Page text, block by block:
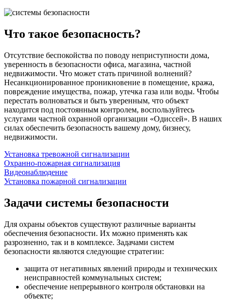
Что такое безопасность?
Отсутствие беспокойства по поводу неприступности дома,
уверенность в безопасности офиса, магазина, частной
недвижимости. Что может стать причиной волнений?
Несанкционированное проникновение в помещение, кража,
повреждение имущества, пожар, утечка газа или воды. Чтобы
перестать волноваться и быть уверенным, что объект
находится под постоянным контролем, воспользуйтесь
услугами частной охранной организации «Одиссей». В наших
силах обеспечить безопасность вашему дому, бизнесу,
недвижимости.
Установка тревожной сигнализации
Охранно-пожарная сигнализация
Видеонаблюдение
Установка пожарной сигнализации
Задачи системы безопасности
Для охраны объектов существуют различные варианты
обеспечения безопасности. Их можно применять как
разрозненно, так и в комплексе. Задачами систем
безопасности являются следующие стратегии:
защита от негативных явлений природы и технических
неисправностей коммунальных систем;
обеспечение непрерывного контроля обстановки на
объекте;